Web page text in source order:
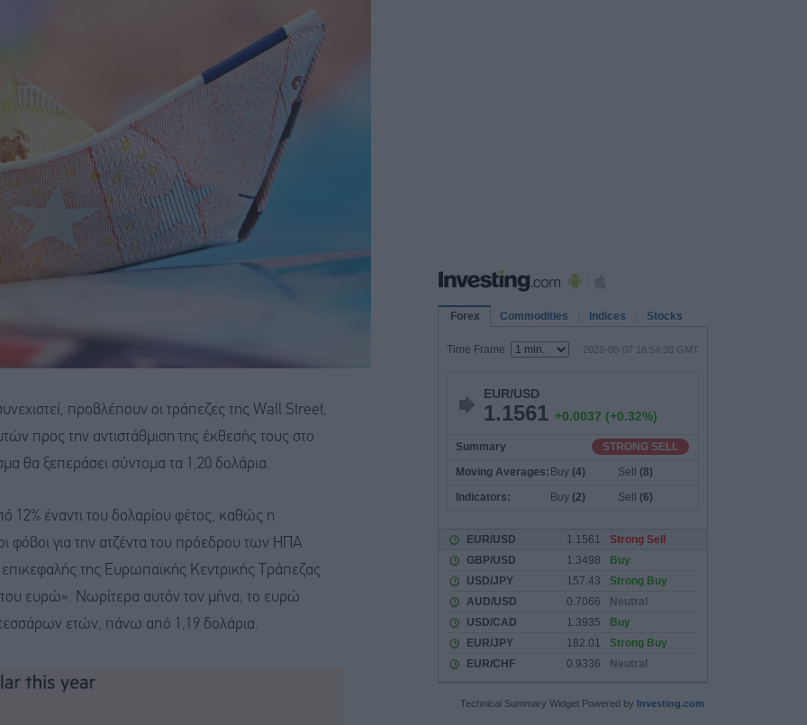
προβλέπουν οι τράπεζες της Wall Street,
προς την αντιστάθμιση της έκθεσής τους στο
θα ξεπεράσει σύντομα τα 1,20 δολάρια.
12% έναντι του δολαρίου φέτος, καθώς η
φόβοι για την ατζέντα του πρόεδρου των ΗΠΑ
της Ευρωπαϊκής Κεντρικής Τράπεζας
του ευρώ». Νωρίτερα αυτόν τον μήνα, το ευρώ
ετών, πάνω από 1,19 δολάρια.
Technical Summary Widget Powered by Investing.com